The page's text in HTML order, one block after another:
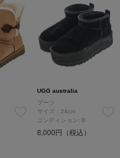
UGG australia
ブーツ
サイズ：24cm
コンディション: B
8,000円（税込）